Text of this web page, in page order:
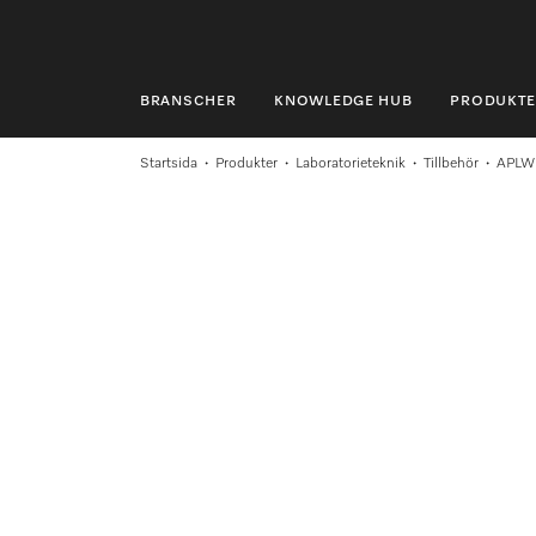
BRANSCHER KNOWLEDGE HUB
BRANSCHER
Startsida Produkter Laboratorieteknik Tillbehör